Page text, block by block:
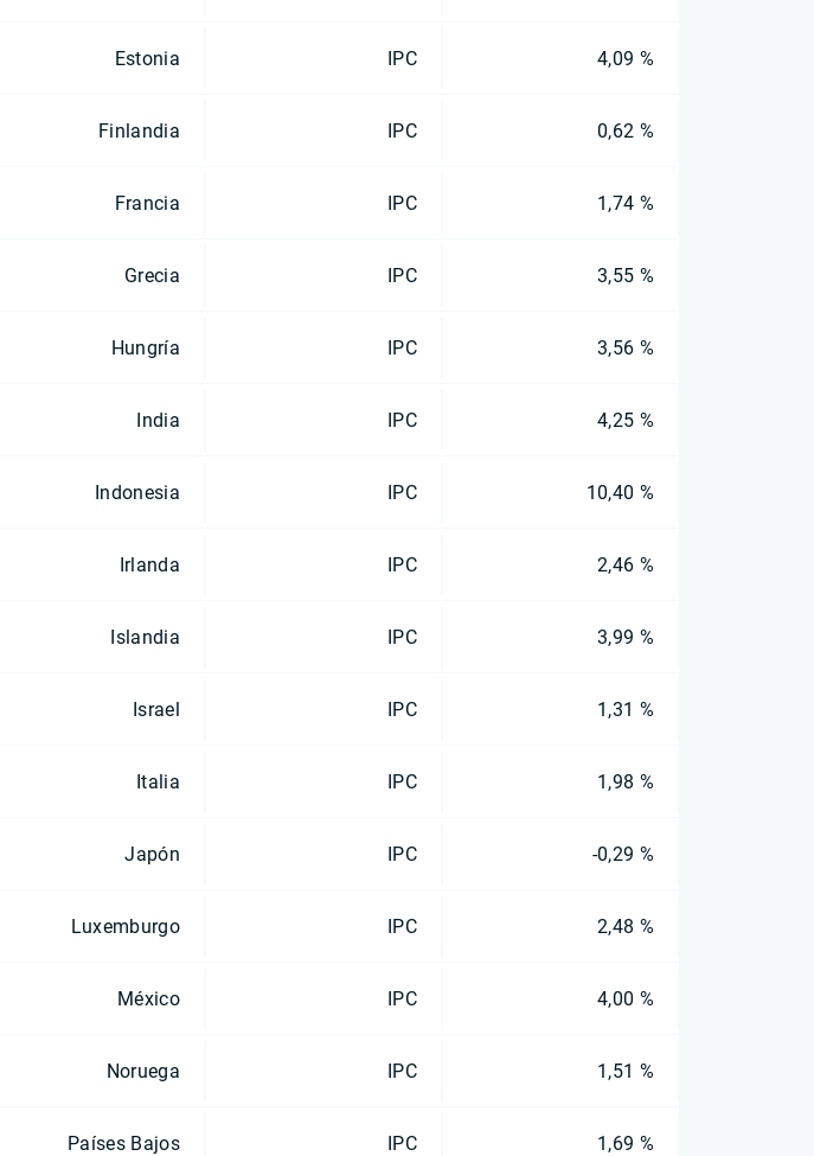
Estonia IPC 4,09 %
Finlandia IPC 0,62 %
Francia IPC 1,74 %
Grecia IPC 3,55 %
Hungría IPC 3,56 %
India IPC 4,25 %
Indonesia IPC 10,40 %
Irlanda IPC 2,46 %
Islandia IPC 3,99 %
Israel IPC 1,31 %
Italia IPC 1,98 %
Japón IPC -0,29 %
Luxemburgo IPC 2,48 %
México IPC 4,00 %
Noruega IPC 1,51 %
Países Bajos IPC 1,69 %